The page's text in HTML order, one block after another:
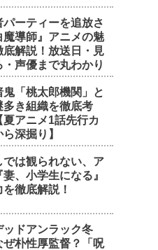
パーティーを追放さ
魔導師』アニメの魅
底解説！放送日・見
・声優まで丸わかり
鬼「桃太郎機関」と
多き組織を徹底考
夏アニメ1話先行カ
深掘り】
では観られない、ア
妻、小学生になる』
徹底解説！
ッドアンラック冬
ぜ朴性厚監督？「呪